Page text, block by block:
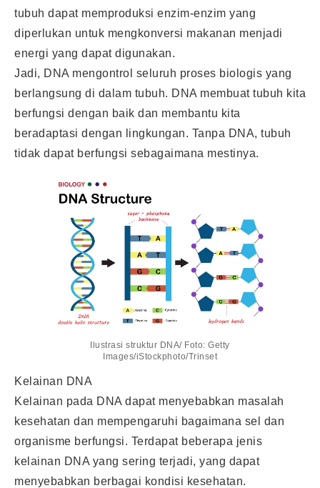
tubuh dapat memproduksi enzim-enzim yang
diperlukan untuk mengkonversi makanan menjadi
energi yang dapat digunakan.
Jadi, DNA mengontrol seluruh proses biologis yang
berlangsung di dalam tubuh. DNA membuat tubuh kita
berfungsi dengan baik dan membantu kita
beradaptasi dengan lingkungan. Tanpa DNA, tubuh
tidak dapat berfungsi sebagaimana mestinya.
Ilustrasi struktur DNA/ Foto: Getty
Images/iStockphoto/Trinset
Kelainan DNA
Kelainan pada DNA dapat menyebabkan masalah
kesehatan dan mempengaruhi bagaimana sel dan
organisme berfungsi. Terdapat beberapa jenis
kelainan DNA yang sering terjadi, yang dapat
menyebabkan berbagai kondisi kesehatan.